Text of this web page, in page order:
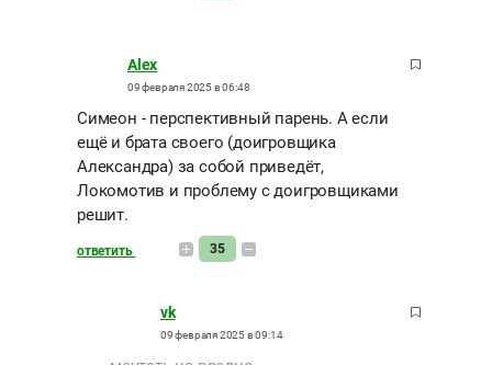
Alex
09 февраля 2025 в 06:48
Симеон - перспективный парень. А если
ещё и брата своего (доигровщика
Александра) за собой приведёт,
Локомотив и проблему с доигровщиками
решит.
ответить 35
vk
09 февраля 2025 в 09:14